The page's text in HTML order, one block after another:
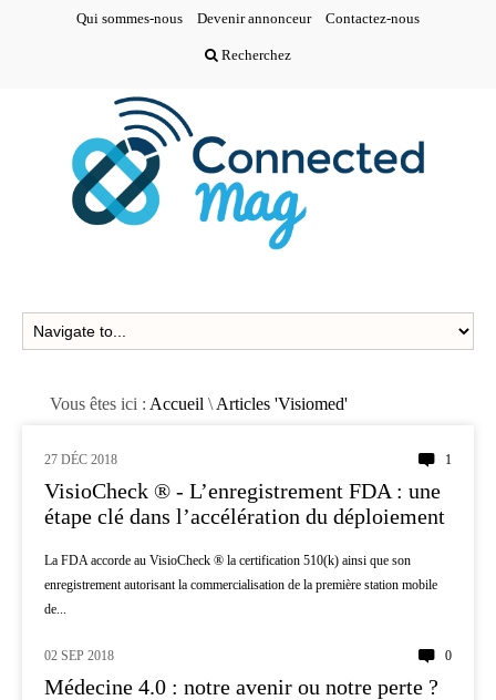
Qui sommes-nous Devenir annonceur Contactez-nous
Recherchez
Vous êtes ici : Accueil \ Articles 'Visiomed'
TÉLÉMÉDECINE
27 DÉC 2018 1
VisioCheck ® - L’enregistrement FDA : une
étape clé dans l’accélération du déploiement
La FDA accorde au VisioCheck ® la certification 510(k) ainsi que son
enregistrement autorisant la commercialisation de la première station mobile
de...
AI
02 SEP 2018 0
Médecine 4.0 : notre avenir ou notre perte ?